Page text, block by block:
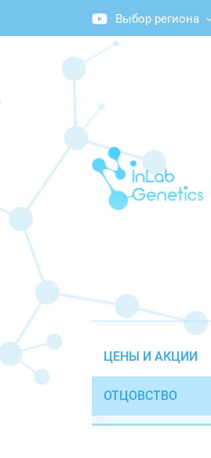
Выбор региона
ЦЕНЫ И АКЦИИ
ОТЦОВСТВО